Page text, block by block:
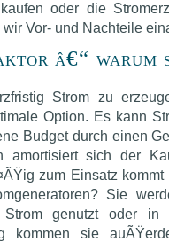
kaufen oder die
Vor- und Nachteile
â€“ warum
Strom zu
Option. Es kann
Budget durch einen
amortisiert sich der
zum Einsatz
Sie
Strom genutzt oder in
kommen sie